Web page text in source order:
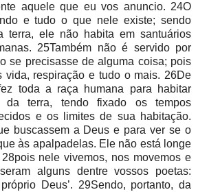
aquele que eu vos anuncio. 24O
e tudo o que nele existe; sendo
terra, ele não habita em santuários
25Também não é servido por
se precisasse de alguma coisa; pois
respiração e tudo o mais. 26De
toda a raça humana para habitar
terra, tendo fixado os tempos
e os limites de sua habitação.
buscassem a Deus e para ver se o
às apalpadelas. Ele não está longe
nele vivemos, nos movemos e
alguns dentre vossos poetas:
Deus’. 29Sendo, portanto, da